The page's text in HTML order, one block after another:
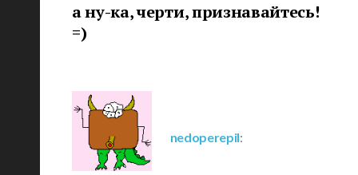
а ну-ка, черти, признавайтесь!
=)
nedoperepil: